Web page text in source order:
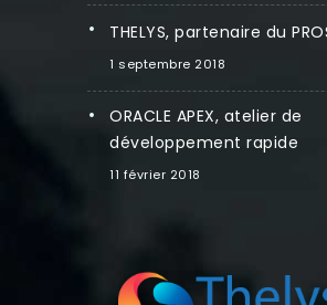
THELYS, partenaire du
1 septembre 2018
ORACLE APEX, atelier de
développement rapide
11 février 2018